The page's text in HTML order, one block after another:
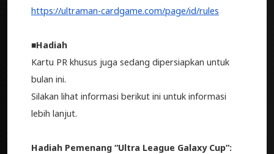
https://ultraman-cardgame.com/page/id/rules
■Hadiah
Kartu PR khusus juga sedang dipersiapkan untuk
bulan ini.
Silakan lihat informasi berikut ini untuk informasi
lebih lanjut.
Hadiah Pemenang “Ultra League Galaxy Cup”: